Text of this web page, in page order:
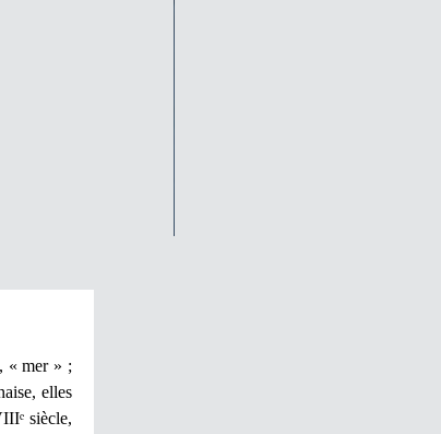
« mer » ;
elles
siècle,